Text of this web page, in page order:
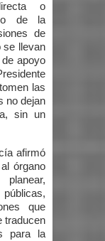
o
de la
de
se llevan
apoyo
las
no dejan
sin un
afirmó
órgano
que
traducen
para la